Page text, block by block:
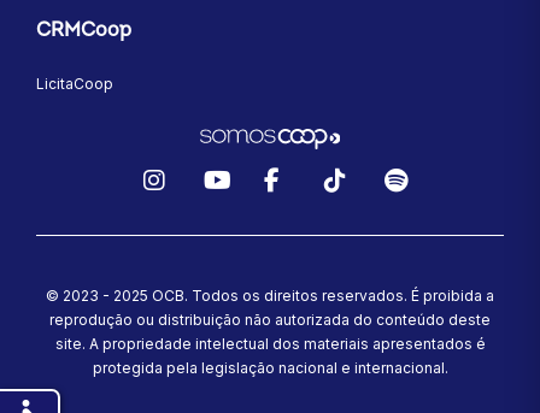
CRMCoop
LicitaCoop
© 2023 - 2025 OCB. Todos os direitos reservados. É proibida a
reprodução ou distribuição não autorizada do conteúdo deste
site. A propriedade intelectual dos materiais apresentados é
protegida pela legislação nacional e internacional.